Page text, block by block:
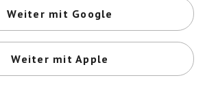
Weiter mit Google
Weiter mit Apple